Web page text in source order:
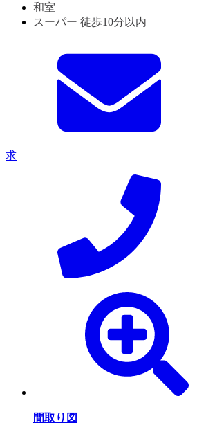
和室
スーパー 徒歩10分以内
求
間取り図